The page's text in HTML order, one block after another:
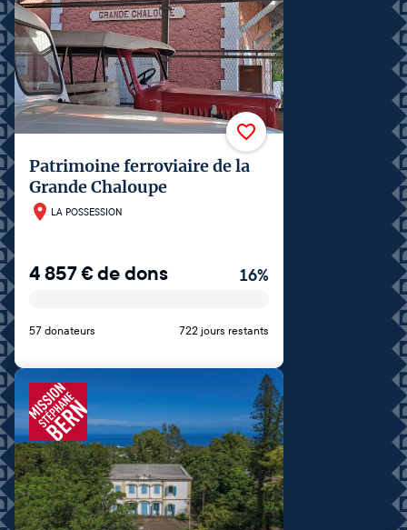
Patrimoine ferroviaire de la
Grande Chaloupe
LA POSSESSION
4 857€de dons 16%
57 donateurs 722 jours restants